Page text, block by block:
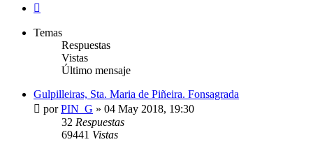
Temas
Respuestas
Vistas
Último mensaje
Gulpilleiras, Sta. Maria de Piñeira. Fonsagrada
porPIN_G » 04 May 2018, 19:30
32 Respuestas
69441 Vistas